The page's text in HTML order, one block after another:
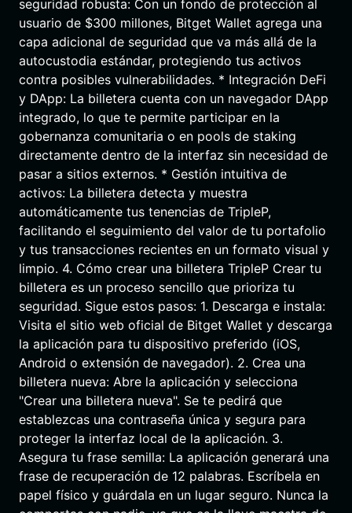
seguridad robusta: Con un fondo de protección al
usuario de $300 millones, Bitget Wallet agrega una
capa adicional de seguridad que va más allá de la
autocustodia estándar, protegiendo tus activos
contra posibles vulnerabilidades. * Integración DeFi
y DApp: La billetera cuenta con un navegador DApp
integrado, lo que te permite participar en la
gobernanza comunitaria o en pools de staking
directamente dentro de la interfaz sin necesidad de
pasar a sitios externos. * Gestión intuitiva de
activos: La billetera detecta y muestra
automáticamente tus tenencias de TripleP,
facilitando el seguimiento del valor de tu portafolio
y tus transacciones recientes en un formato visual y
limpio. 4. Cómo crear una billetera TripleP Crear tu
billetera es un proceso sencillo que prioriza tu
seguridad. Sigue estos pasos: 1. Descarga e instala:
Visita el sitio web oficial de Bitget Wallet y descarga
la aplicación para tu dispositivo preferido (iOS,
Android o extensión de navegador). 2. Crea una
billetera nueva: Abre la aplicación y selecciona
"Crear una billetera nueva". Se te pedirá que
establezcas una contraseña única y segura para
proteger la interfaz local de la aplicación. 3.
Asegura tu frase semilla: La aplicación generará una
frase de recuperación de 12 palabras. Escríbela en
papel físico y guárdala en un lugar seguro. Nunca la